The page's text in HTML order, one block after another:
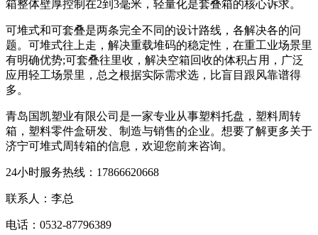
箱整体壁厚控制在2到3毫米，轻量化是套叠箱的核心诉求。
可堆式和可套叠是两条完全不同的设计路线，各解决各的问
题。可堆式往上走，解决重载堆码的稳定性，在重工业场景里
有明确优势;可套叠往里收，解决空箱回收的体积占用，广泛
应用轻工场景里，总之根据实际需求选，比盲目跟风靠谱得
多。
青岛国凯塑业有限公司是一家专业从事塑料托盘，塑料周转
箱，塑料零件盒研发、制造与销售的企业。想要了解更多关于
济宁可堆式周转箱的信息，欢迎您前来咨询。
24小时服务热线：17866620668
联系人：李总
电话：0532-87796389